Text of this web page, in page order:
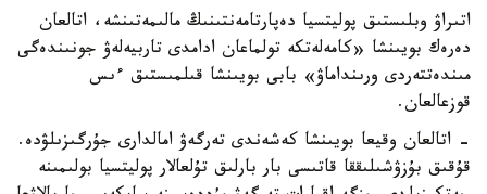
اتىراۋ وبلىستىق پوليتسيا دەپارتامەنتىنىڭ مالىمەتىنشە، اتالعان
دەرەك بويىنشا «كامەلەتكە تولماعان ادامدى تاربيەلەۋ جونىندەگى
مىندەتتەردى ورىنداماۋ» بابى بويىنشا قىلمىستىق ءىس
قوزعالعان.
- اتالعان وقيعا بويىنشا كەشەندى تەرگەۋ امالدارى جۇرگىزىلۋدە.
قۇقىق بۇزۋشىلىققا قاتىسى بار بارلىق تۇلعالار پوليتسيا بولىمىنە